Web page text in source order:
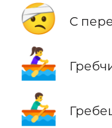
🤕 С
🚣‍♀️
🚣‍♂️